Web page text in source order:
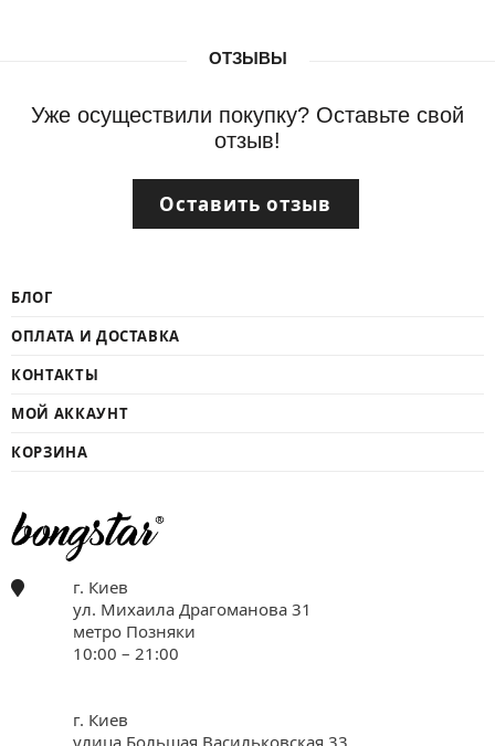
ОТЗЫВЫ
Уже осуществили покупку? Оставьте свой
отзыв!
Оставить отзыв
БЛОГ
ОПЛАТА И ДОСТАВКА
КОНТАКТЫ
МОЙ АККАУНТ
КОРЗИНА
г. Киев
ул. Михаила Драгоманова 31
метро Позняки
10:00 – 21:00
г. Киев
улица.Большая Васильковская 33